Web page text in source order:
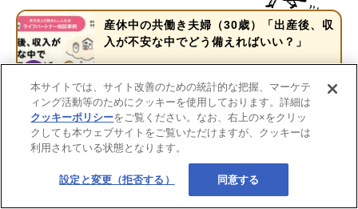
産休中の共働き夫婦（30歳）「出産後、収
入が不安な中でどう備えればいい？」
30代独身「老後のお金、このままで大丈
夫？ 備えは何から始めればいい？」
【ケース別】妊娠・出産の医療費控除はい
本サイトでは、サイト改善のための統計的な把握、マーケテ
ィング活動等のためにクッキーを使用しております。詳細は
クッキーポリシーをご覧ください。なお、右上の×をクリッ
クしても本ウェブサイトをご覧いただけますが、クッキーは
利用されている状態となります。
設定と変更（拒否する） 同意する